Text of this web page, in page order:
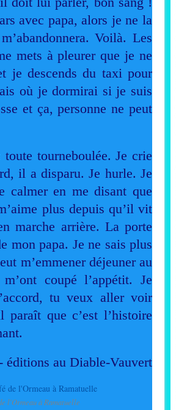
avec papa, alors je ne la
Voilà. Les
mets à pleurer que je ne
je descends du taxi pour
où je dormirai si je suis
et ça, personne ne peut
tourneboulée. Je crie
il a disparu. Je hurle. Je
calmer en me disant que
plus depuis qu’il vit
marche arrière. La porte
mon papa. Je ne sais plus
m’emmener déjeuner au
coupé l’appétit. Je
tu veux aller voir
que c’est l’histoire
éditions au Diable-Vauvert
l'Ormeau à Ramatuelle